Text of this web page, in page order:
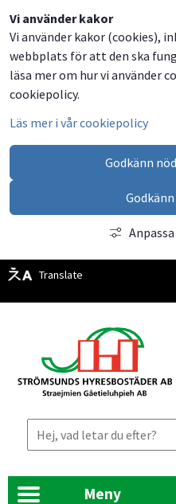
Vi använder kakor
Vi använder kakor (cookies),
webbplats för att den ska
läsa mer om hur vi använder
cookiepolicy.
Läs mer i vår cookiepolicy
Godkänn
Translate
Meny